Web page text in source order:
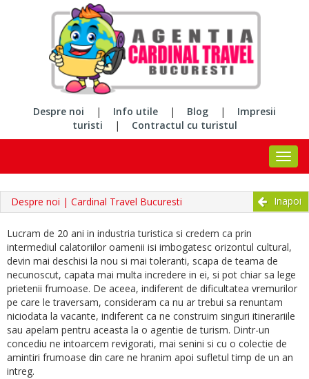
Despre noi | Info utile | Blog |
Impresii
turisti
| Contractul cu turistul
Despre noi | Cardinal Travel Bucuresti Inapoi
Lucram de 20 ani in industria turistica si credem ca prin
intermediul calatoriilor oamenii isi imbogatesc orizontul cultural,
devin mai deschisi la nou si mai toleranti, scapa de teama de
necunoscut, capata mai multa incredere in ei, si pot chiar sa lege
prietenii frumoase. De aceea, indiferent de dificultatea vremurilor
pe care le traversam, consideram ca nu ar trebui sa renuntam
niciodata la vacante, indiferent ca ne construim singuri itinerariile
sau apelam pentru aceasta la o agentie de turism. Dintr-un
concediu ne intoarcem revigorati, mai senini si cu o colectie de
amintiri frumoase din care ne hranim apoi sufletul timp de un an
intreg.